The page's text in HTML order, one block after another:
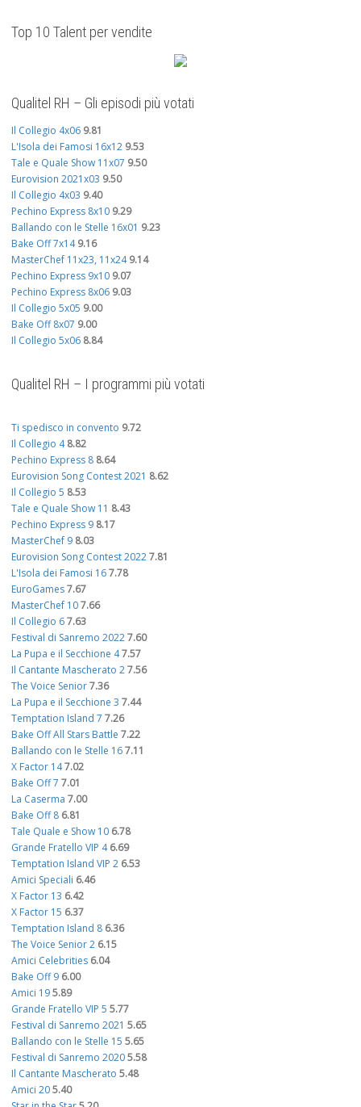
Top 10 Talent per vendite
Qualitel RH – Gli episodi più votati
Il Collegio 4x06 9.81
L'Isola dei Famosi 16x12 9.53
Tale e Quale Show 11x07 9.50
Eurovision 2021x03 9.50
Il Collegio 4x03 9.40
Pechino Express 8x10 9.29
Ballando con le Stelle 16x01 9.23
Bake Off 7x14 9.16
MasterChef 11x23, 11x24 9.14
Pechino Express 9x10 9.07
Pechino Express 8x06 9.03
Il Collegio 5x05 9.00
Bake Off 8x07 9.00
Il Collegio 5x06 8.84
Qualitel RH – I programmi più votati
Ti spedisco in convento 9.72
Il Collegio 4 8.82
Pechino Express 8 8.64
Eurovision Song Contest 2021 8.62
Il Collegio 5 8.53
Tale e Quale Show 11 8.43
Pechino Express 9 8.17
MasterChef 9 8.03
Eurovision Song Contest 20227.81
L'Isola dei Famosi 167.78
EuroGames7.67
MasterChef 107.66
Il Collegio 67.63
Festival di Sanremo 20227.60
La Pupa e il Secchione 47.57
Il Cantante Mascherato 27.56
The Voice Senior7.36
La Pupa e il Secchione 3 7.44
Temptation Island 7 7.26
Bake Off All Stars Battle 7.22
Ballando con le Stelle 167.11
X Factor 147.02
Bake Off 7 7.01
La Caserma 7.00
Bake Off 8 6.81
Tale Quale e Show 10 6.78
Grande Fratello VIP 4 6.69
Temptation Island VIP 2 6.53
Amici Speciali 6.46
X Factor 13 6.42
X Factor 15 6.37
Temptation Island 8 6.36
The Voice Senior 2 6.15
Amici Celebrities 6.04
Bake Off 9 6.00
Amici 195.89
Grande Fratello VIP 5 5.77
Festival di Sanremo 2021 5.65
Ballando con le Stelle 15 5.65
Festival di Sanremo 20205.58
Il Cantante Mascherato 5.48
Amici 205.40